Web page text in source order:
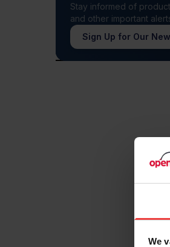
We
Stay informed of
and other important
Sign Up for Our